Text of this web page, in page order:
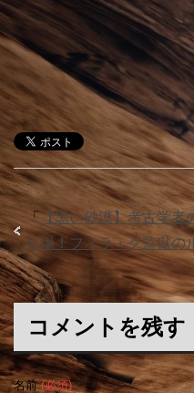
「【黒い砂漠】考古学者
り場！フィラ・ク監獄の
コメントを残す
名前(必須)